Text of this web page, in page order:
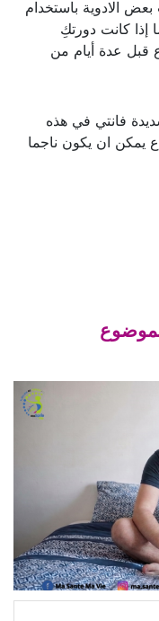
الادوية باستخدام
إذا كانت دورتكِ
قبل عدة أيام من
فانتي في هذه
يمكن ان يكون ناجما